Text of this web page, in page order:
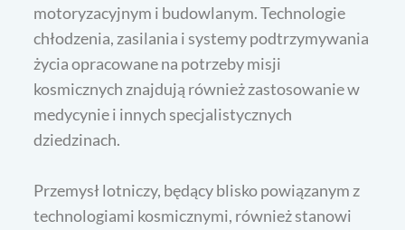
motoryzacyjnym i budowlanym. Technologie
chłodzenia, zasilania i systemy podtrzymywania
życia opracowane na potrzeby misji
kosmicznych znajdują również zastosowanie w
medycynie i innych specjalistycznych
dziedzinach.
Przemysł lotniczy, będący blisko powiązanym z
technologiami kosmicznymi, również stanowi